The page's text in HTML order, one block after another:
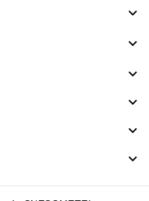





